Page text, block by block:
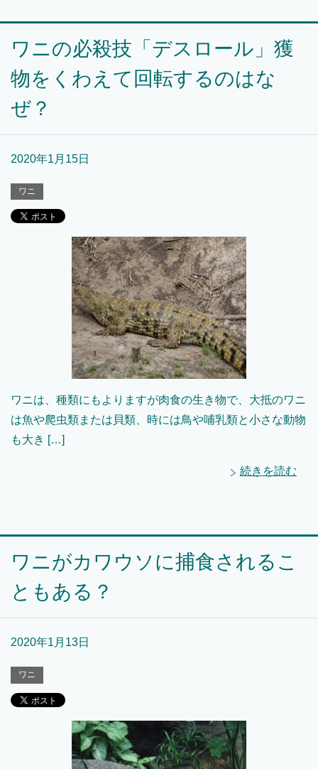
ワニの必殺技「デスロール」獲
物をくわえて回転するのはな
ぜ？
2020年1月15日
ワニ
ワニは、種類にもよりますが肉食の生き物で、大抵のワニ
は魚や爬虫類または貝類、時には鳥や哺乳類と小さな動物
も大き […]
続きを読む
ワニがカワウソに捕食されるこ
ともある？
2020年1月13日
ワニ